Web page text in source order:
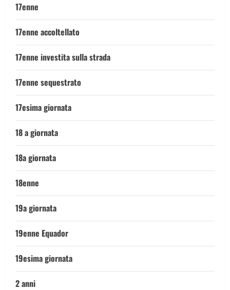
17enne
17enne accoltellato
17enne investita sulla strada
17enne sequestrato
17esima giornata
18 a giornata
18a giornata
18enne
19a giornata
19enne Equador
19esima giornata
2 anni